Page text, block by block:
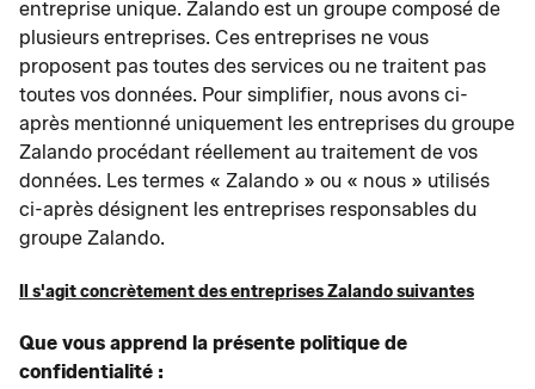
entreprise unique. Zalando est un groupe composé de
plusieurs entreprises. Ces entreprises ne vous
proposent pas toutes des services ou ne traitent pas
toutes vos données. Pour simplifier, nous avons ci-
après mentionné uniquement les entreprises du groupe
Zalando procédant réellement au traitement de vos
données. Les termes « Zalando » ou « nous » utilisés
ci-après désignent les entreprises responsables du
groupe Zalando.
Il s'agit concrètement des entreprises Zalando suivantes
Que vous apprend la présente politique de
confidentialité :